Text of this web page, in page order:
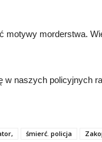
motywy morderstwa.
w naszych policyjnych
śmierć. policja